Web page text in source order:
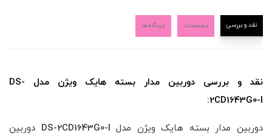
نقد و بررسی مشخصات دیدگاه‌ها
نقد و بررسی دوربین مدار بسته هایک ویژن مدل DS-
2CD1643G0-I:
دوربین مدار بسته هایک ویژن مدل DS-2CD1643G0-I دوربین